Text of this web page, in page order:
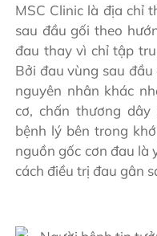
MSC Clinic là địa chỉ
sau đầu gối theo
đau thay vì chỉ tập
Bởi đau vùng sau
nguyên nhân khác
cơ, chấn thương dây
bệnh lý bên trong
nguồn gốc cơn đau là
cách điều trị đau gân